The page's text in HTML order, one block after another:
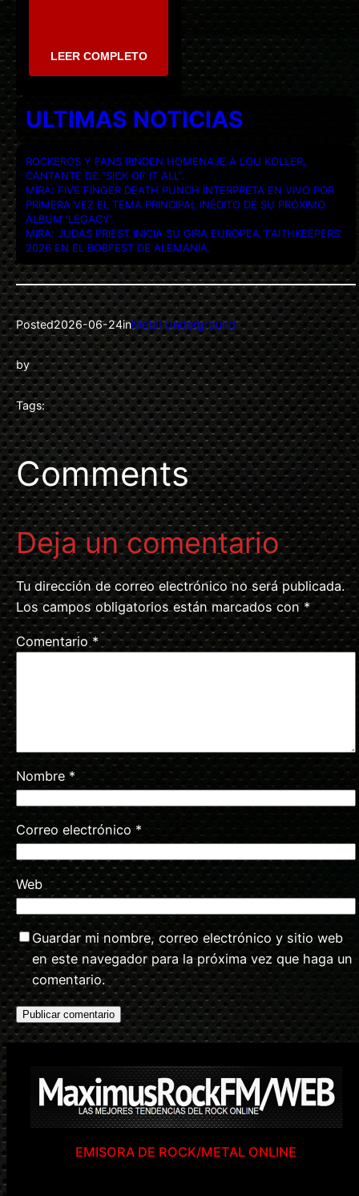
LEER COMPLETO
ULTIMAS NOTICIAS
ROCKEROS Y FANS RINDEN HOMENAJE A LOU KOLLER,
CANTANTE DE “SICK OF IT ALL”.
MIRA: FIVE FINGER DEATH PUNCH INTERPRETA EN VIVO POR
PRIMERA VEZ EL TEMA PRINCIPAL INÉDITO DE SU PRÓXIMO
ÁLBUM ‘LEGACY’.
MIRA: JUDAS PRIEST INICIA SU GIRA EUROPEA ‘FAITHKEEPERS’
2026 EN EL BOBFEST DE ALEMANIA.
Posted2026-06-24inMetal Underground
by
Tags:
Comments
Deja un comentario
Tu dirección de correo electrónico no será publicada.
Los campos obligatorios están marcados con *
Comentario *
Nombre *
Correo electrónico*
Web
Guardar mi nombre, correo electrónico y sitio web
en este navegador para la próxima vez que haga un
comentario.
EMISORA DE ROCK/METAL ONLINE